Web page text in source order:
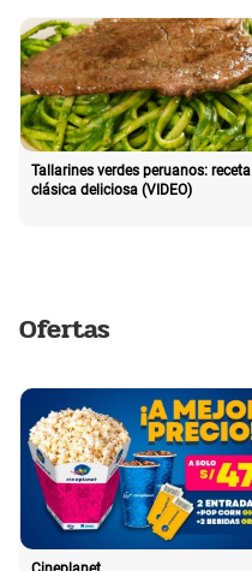
Tallarines verdes peruanos: receta
clásica deliciosa (VIDEO)
Ofertas